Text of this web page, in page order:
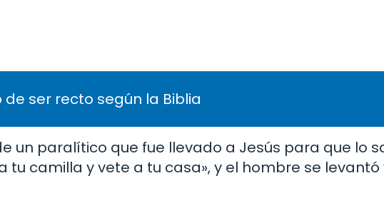
ser recto según la Biblia
un paralítico que fue llevado a Jesús para que lo
camilla y vete a tu casa», y el hombre se levantó